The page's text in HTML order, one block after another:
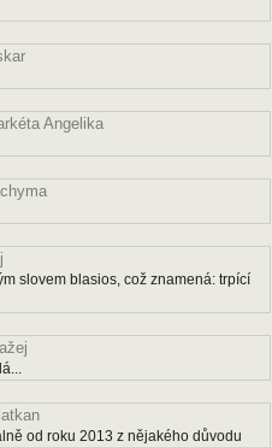
Angelika
slovem blasios, což znamená: trpící
od roku 2013 z nějakého důvodu